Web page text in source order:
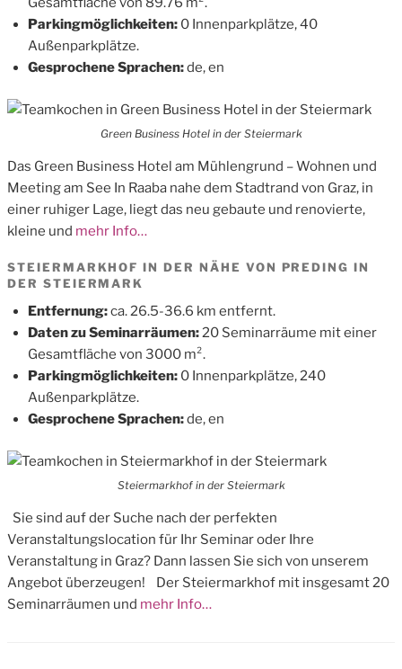
Parkingmöglichkeiten: 0 Innenparkplätze, 40
Außenparkplätze.
Gesprochene Sprachen:de, en
Green Business Hotel in der Steiermark
Das Green Business Hotel am Mühlengrund – Wohnen und
Meeting am See In Raaba nahe dem Stadtrand von Graz, in
einer ruhiger Lage, liegt das neu gebaute und renovierte,
kleine und mehr Info…
STEIERMARKHOF IN DER NÄHE VON PREDING IN
DER STEIERMARK
Entfernung:ca. 26.5-36.6 km entfernt.
Daten zu Seminarräumen:20 Seminarräume mit einer
Gesamtfläche von 3000 m².
Parkingmöglichkeiten: 0 Innenparkplätze, 240
Außenparkplätze.
Gesprochene Sprachen:de, en
Steiermarkhof in der Steiermark
Sie sind auf der Suche nach der perfekten
Veranstaltungslocation für Ihr Seminar oder Ihre
Veranstaltung in Graz? Dann lassen Sie sich von unserem
Angebot überzeugen! Der Steiermarkhof mit insgesamt 20
Seminarräumen und mehr Info…